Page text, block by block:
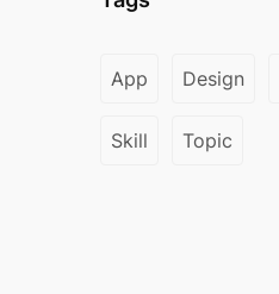
App Design
Skill Topic